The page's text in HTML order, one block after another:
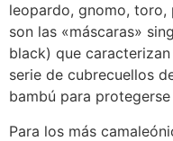
leopardo, gnomo,
son las «máscaras»
black) que caracterizan
serie de cubrecuellos
bambú para
Para los más